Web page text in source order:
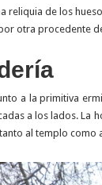
reliquia de los
otra procedente
a la primitiva
a los lados. La
al templo como